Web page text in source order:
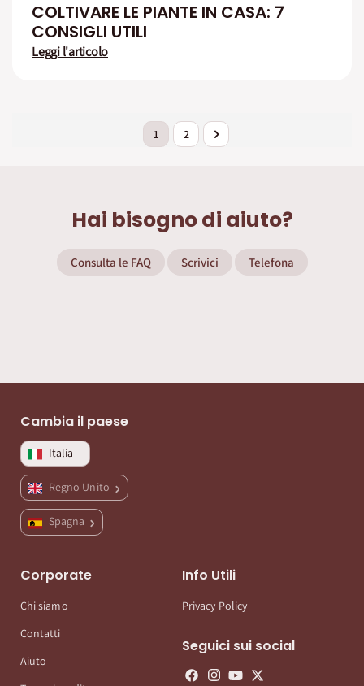
COLTIVARE LE PIANTE IN CASA: 7
CONSIGLI UTILI
Leggi l'articolo
PaginaAttualmente stai leggendo la pagina
1 Pagina
2 Pagina
Successivo
Hai bisogno di aiuto?
Consulta le FAQ Scrivici Telefona
Cambia il paese
Italia
Regno Unito
Spagna
Corporate
Chi siamo
Contatti
Aiuto
Info Utili
Privacy Policy
Seguici sui social